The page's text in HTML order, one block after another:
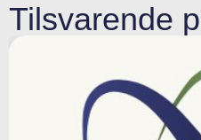
Tilsvarende